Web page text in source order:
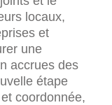
locaux,
et
une
accrues des
étape
coordonnée,